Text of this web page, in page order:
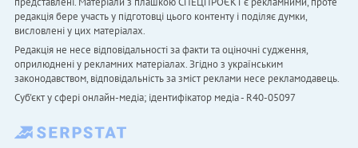
редакція бере участь у підготовці цього контенту і поділяє думки,
висловлені у цих матеріалах.
Редакція не несе відповідальності за факти та оціночні судження,
оприлюднені у рекламних матеріалах. Згідно з українським
законодавством, відповідальність за зміст реклами несе рекламодавець.
Cуб'єкт у сфері онлайн-медіа; ідентифікатор медіа - R40-05097